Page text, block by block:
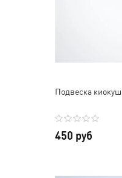
Подвеска
450 руб